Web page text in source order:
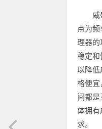
威盛
点为
理器的
稳定和
以降
格便宜
间都
体拥有
求。